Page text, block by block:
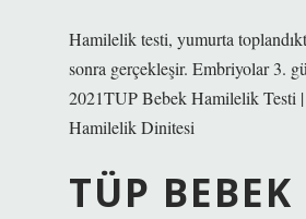
Hamilelik testi, yumurta
sonra gerçekleşir. Embriyolar 3.
2021TUP Bebek Hamilelik
Hamilelik Dinitesi
TÜP